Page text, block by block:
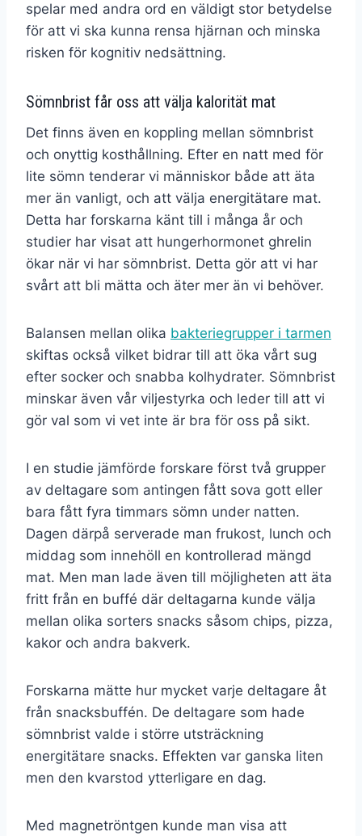
spelar med andra ord en väldigt stor betydelse
för att vi ska kunna rensa hjärnan och minska
risken för kognitiv nedsättning.
Sömnbrist får oss att välja kalorität mat
Det finns även en koppling mellan sömnbrist
och onyttig kosthållning. Efter en natt med för
lite sömn tenderar vi människor både att äta
mer än vanligt, och att välja energitätare mat.
Detta har forskarna känt till i många år och
studier har visat att hungerhormonet ghrelin
ökar när vi har sömnbrist. Detta gör att vi har
svårt att bli mätta och äter mer än vi behöver.
Balansen mellan olika bakteriegrupper i tarmen
skiftas också vilket bidrar till att öka vårt sug
efter socker och snabba kolhydrater. Sömnbrist
minskar även vår viljestyrka och leder till att vi
gör val som vi vet inte är bra för oss på sikt.
I en studie jämförde forskare först två grupper
av deltagare som antingen fått sova gott eller
bara fått fyra timmars sömn under natten.
Dagen därpå serverade man frukost, lunch och
middag som innehöll en kontrollerad mängd
mat. Men man lade även till möjligheten att äta
fritt från en buffé där deltagarna kunde välja
mellan olika sorters snacks såsom chips, pizza,
kakor och andra bakverk.
Forskarna mätte hur mycket varje deltagare åt
från snacksbuffén. De deltagare som hade
sömnbrist valde i större utsträckning
energitätare snacks. Effekten var ganska liten
men den kvarstod ytterligare en dag.
Med magnetröntgen kunde man visa att